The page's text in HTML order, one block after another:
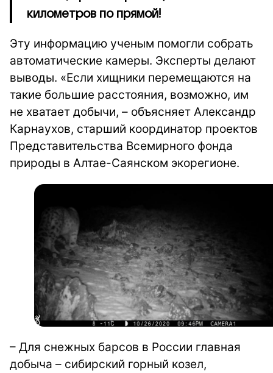
километров по прямой!
Эту информацию ученым помогли собрать
автоматические камеры. Эксперты делают
выводы. «Если хищники перемещаются на
такие большие расстояния, возможно, им
не хватает добычи, – объясняет Александр
Карнаухов, старший координатор проектов
Представительства Всемирного фонда
природы в Алтае-Саянском экорегионе.
– Для снежных барсов в России главная
добыча – сибирский горный козел,